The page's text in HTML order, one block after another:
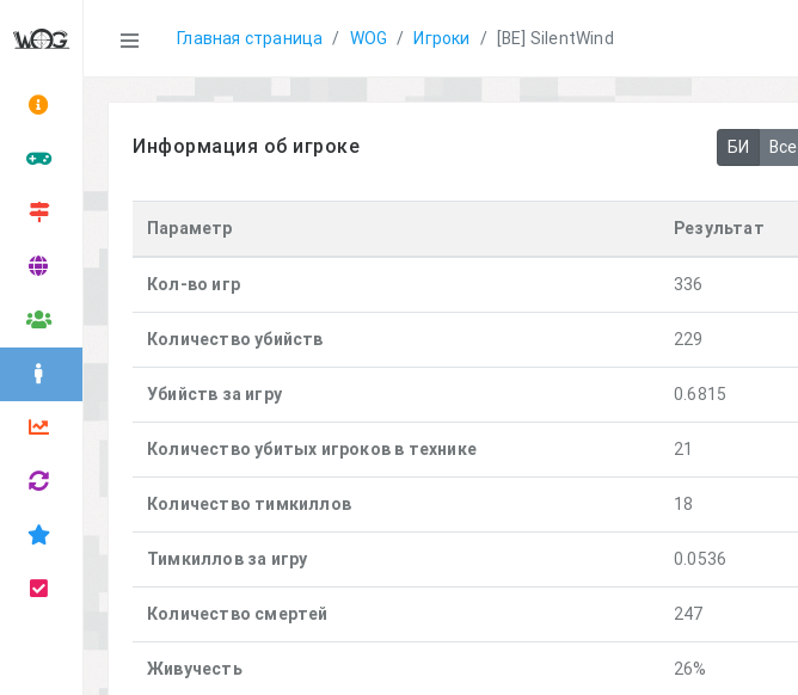
StatisticsГлавная страница WOG Игроки [BE] SilentWind
Информация об игроке БИ Все
Параметр Результат
Кол-во игр 336
Количество убийств 229
Убийств за игру 0.6815
Количество убитых игроков в технике 21
Количество тимкиллов 18
Тимкиллов за игру 0.0536
Количество смертей 247
Живучесть 26%